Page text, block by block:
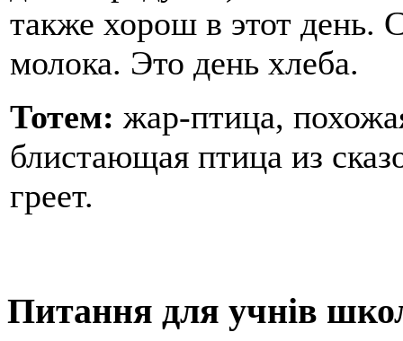
также хорош в этот день.
молока. Это день хлеба.
Тотем: жар-птица,
блистающая птица из
греет.
Питання для учнів